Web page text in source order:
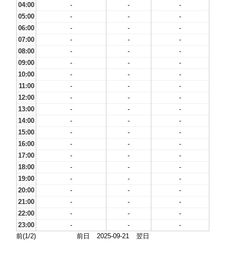
04:00
- -
-
05:00
- -
-
06:00
- -
-
07:00
- -
-
08:00
- -
-
09:00
- -
-
10:00
- -
-
11:00
- -
-
12:00
- -
-
13:00
- -
-
14:00
- -
-
15:00
- -
-
16:00
- -
-
17:00
- -
-
18:00
- -
-
19:00
- -
-
20:00
- -
-
21:00
- -
-
22:00
- -
-
23:00
- -
-
前(1/2)
前日 2025-09-21 翌日